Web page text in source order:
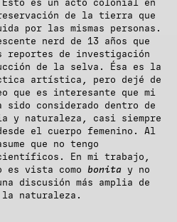
es un acto colonial en
de la tierra que
por las mismas personas.
nerd de 13 años que
reportes de investigación
de la selva. Ésa es la
artística, pero dejé de
que es interesante que mi
sido considerado dentro de
y naturaleza, casi siempre
el cuerpo femenino. Al
que no tengo
científicos. En mi trabajo,
es vista comobonita y no
discusión más amplia de
naturaleza.